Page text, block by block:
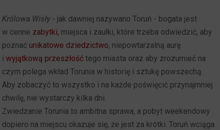
Królowa Wisły- jak dawniej nazywano Toruń - bogata jest
w cenne zabytki, miejsca i zaułki, które trzeba odwiedzić, aby
poznać unikatowe dziedzictwo, niepowtarzalną aurę
iwyjątkową przeszłość tego miasta oraz aby zrozumieć na
czym polega wkład Torunia w historię i sztukę powszechą.
Aby zobaczyć to wszystko i na każde poświęcić przynajmniej
chwilę, nie wystarczy kilka dni.
Zwiedzanie Torunia to ambitna sprawa, a pobyt weekendowy
dopiero na miejscu okazuje się, że jest za krótki. Toruń wciąga